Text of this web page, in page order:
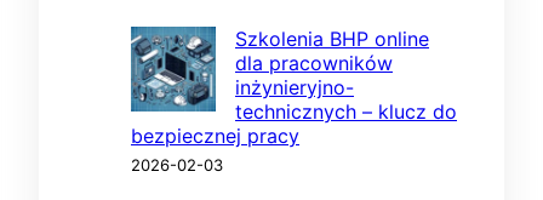
Szkolenia BHP online
dla pracowników
inżynieryjno-
technicznych – klucz do
bezpiecznej pracy
2026-02-03